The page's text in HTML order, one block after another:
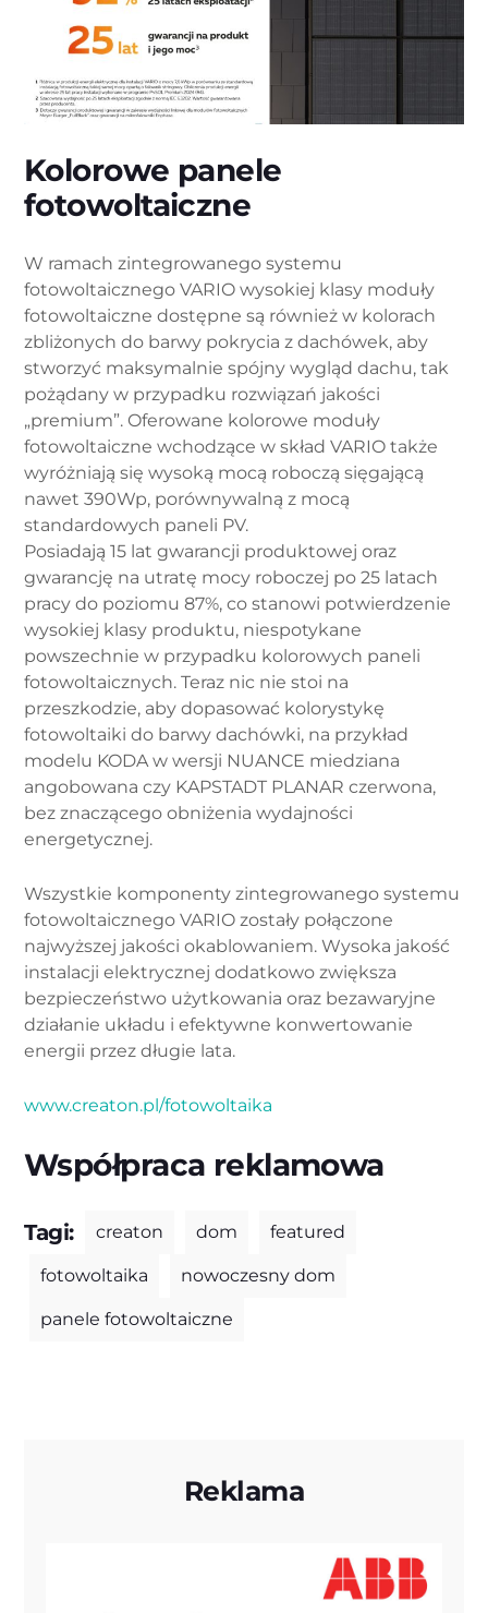
Kolorowe panele
fotowoltaiczne
W ramach zintegrowanego systemu
fotowoltaicznego VARIO wysokiej klasy moduły
fotowoltaiczne dostępne są również w kolorach
zbliżonych do barwy pokrycia z dachówek, aby
stworzyć maksymalnie spójny wygląd dachu, tak
pożądany w przypadku rozwiązań jakości
„premium”. Oferowane kolorowe moduły
fotowoltaiczne wchodzące w skład VARIO także
wyróżniają się wysoką mocą roboczą sięgającą
nawet 390Wp, porównywalną z mocą
standardowych paneli PV.
Posiadają 15 lat gwarancji produktowej oraz
gwarancję na utratę mocy roboczej po 25 latach
pracy do poziomu 87%, co stanowi potwierdzenie
wysokiej klasy produktu, niespotykane
powszechnie w przypadku kolorowych paneli
fotowoltaicznych. Teraz nic nie stoi na
przeszkodzie, aby dopasować kolorystykę
fotowoltaiki do barwy dachówki, na przykład
modelu KODA w wersji NUANCE miedziana
angobowana czy KAPSTADT PLANAR czerwona,
bez znaczącego obniżenia wydajności
energetycznej.
Wszystkie komponenty zintegrowanego systemu
fotowoltaicznego VARIO zostały połączone
najwyższej jakości okablowaniem. Wysoka jakość
instalacji elektrycznej dodatkowo zwiększa
bezpieczeństwo użytkowania oraz bezawaryjne
działanie układu i efektywne konwertowanie
energii przez długie lata.
www.creaton.pl/fotowoltaika
Współpraca reklamowa
Tagi: creaton dom featured
fotowoltaika nowoczesny dom
panele fotowoltaiczne
Reklama